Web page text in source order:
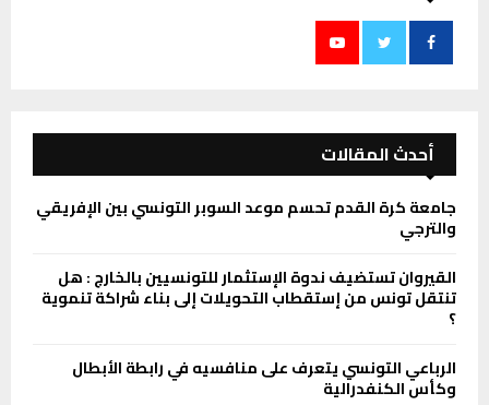
أحدث المقالات
جامعة كرة القدم تحسم موعد السوبر التونسي بين الإفريقي
والترجي
القيروان تستضيف ندوة الإستثمار للتونسيين بالخارج : هل
تنتقل تونس من إستقطاب التحويلات إلى بناء شراكة تنموية
؟
الرباعي التونسي يتعرف على منافسيه في رابطة الأبطال
وكأس الكنفدرالية